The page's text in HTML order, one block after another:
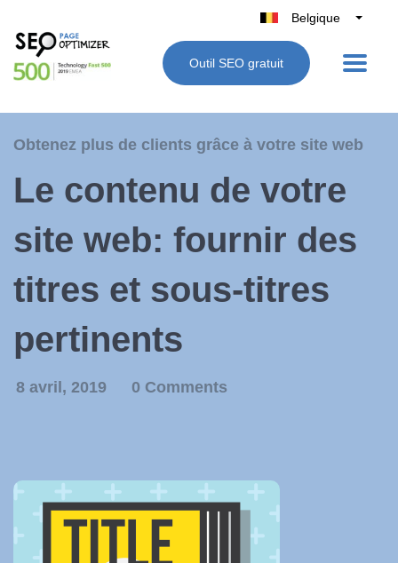
Belgique
België
Nederland
España
Outil SEO gratuit
Obtenez plus de clients grâce à votre site web
Le contenu de votre
site web: fournir des
titres et sous-titres
pertinents
8 avril, 2019 0 Comments